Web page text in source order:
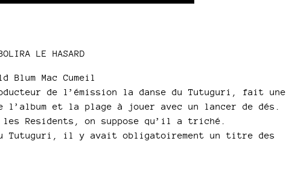
LE HASARD
Blum Mac Cumeil
de l’émission la danse du Tutuguri, fait une
et la plage à jouer avec un lancer de dés.
les Residents, on suppose qu’il a triché.
Tutuguri, il y avait obligatoirement un titre des